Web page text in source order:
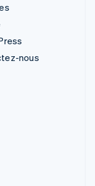
nous